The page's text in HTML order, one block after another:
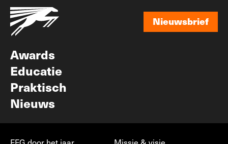
Nieuwsbrief
Awards
Educatie
Praktisch
Nieuws